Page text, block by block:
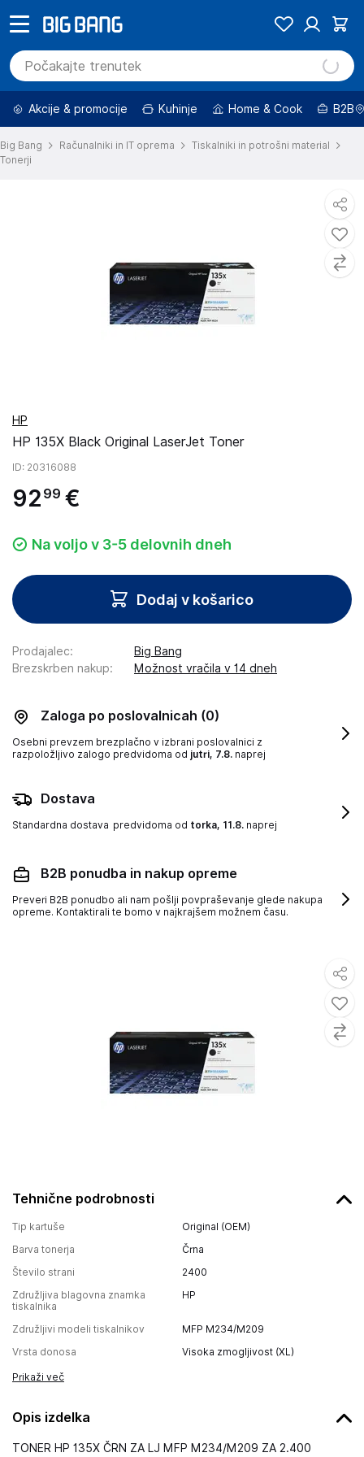
Akcije & promocije Kuhinje Home & Cook B2B
Big Bang Računalniki in IT oprema
Tiskalniki in potrošni material
Tonerji
Tehnične podrobnosti
Tip kartuše
Original (OEM)
Barva tonerja
Črna
Število strani
2400
Združljiva blagovna znamka
tiskalnika
HP
Združljivi modeli tiskalnikov
MFP M234/M209
Vrsta donosa
Visoka zmogljivost (XL)
Prikaži več
Opis izdelka
TONER HP 135X ČRN ZA LJ MFP M234/M209 ZA 2.400
HP
HP 135X Black Original LaserJet Toner
ID: 20316088
92 99 €
Na voljo v 3-5 delovnih dneh
Dodaj v košarico
Prodajalec:
Big Bang
Brezskrben nakup: Možnost vračila v 14 dneh
Zaloga po poslovalnicah (0)
Osebni prevzem brezplačno v izbrani poslovalnici z
razpoložljivo zalogo predvidoma od jutri, 7.8. naprej
Dostava
Standardna dostava predvidoma od torka, 11.8. naprej
B2B ponudba in nakup opreme
Preveri B2B ponudbo ali nam pošlji povpraševanje glede nakupa
opreme. Kontaktirali te bomo v najkrajšem možnem času.